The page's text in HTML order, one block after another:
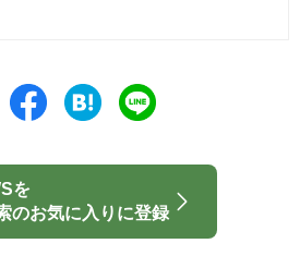
を
のお気に入りに登録